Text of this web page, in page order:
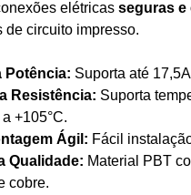
elétricas seguras e
de circuito impresso.
Potência: Suporta até
Resistência: Suporta
+105°C.
Ágil: Fácil
Qualidade: Material PBT
cobre.